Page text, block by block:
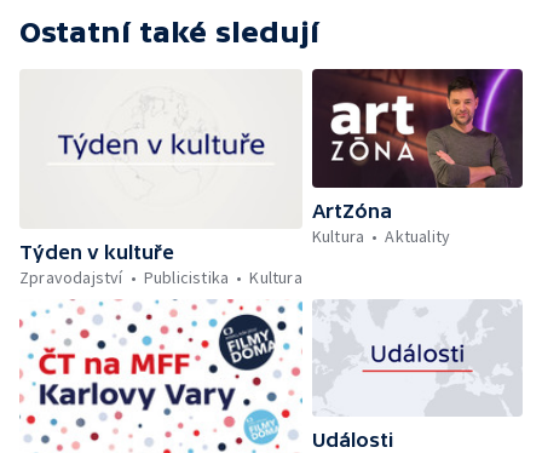
Ostatní také sledují
Týden v kultuře
Zpravodajství
Publicistika Kultura
ArtZóna
Kultura
Aktuality
Události